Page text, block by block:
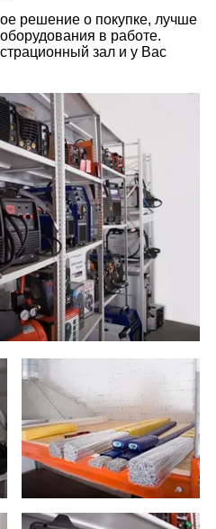
решение о покупке, лучше
в работе.
зал и у Вас